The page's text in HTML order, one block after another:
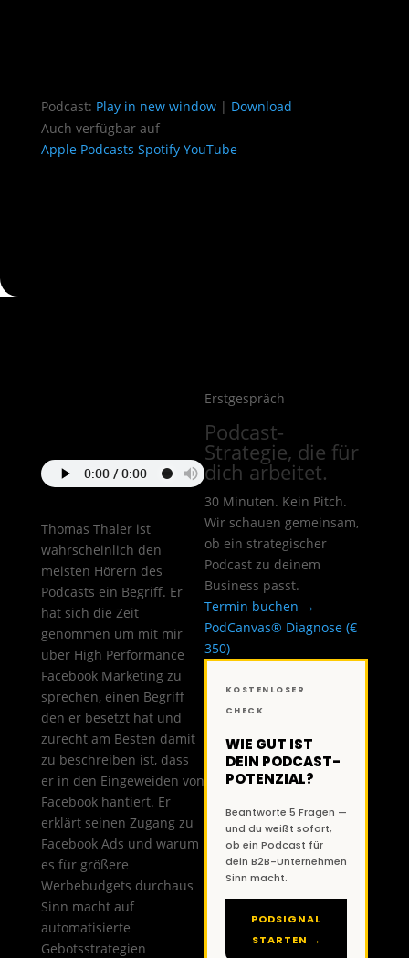
Podcast: Play in new window| Download
Auch verfügbar auf
Apple Podcasts Spotify YouTube
Thomas Thaler ist
wahrscheinlich den
meisten Hörern des
Podcasts ein Begriff. Er
hat sich die Zeit
genommen um mit mir
über High Performance
Facebook Marketing zu
sprechen, einen Begriff
den er besetzt hat und
zurecht am Besten damit
zu beschreiben ist, dass
er in den Eingeweiden von
Facebook hantiert. Er
erklärt seinen Zugang zu
Facebook Ads und warum
es für größere
Werbebudgets durchaus
Sinn macht auf
automatisierte
Gebotsstrategien
Erstgespräch
Podcast-
Strategie, die für
dich arbeitet.
30 Minuten. Kein Pitch.
Wir schauen gemeinsam,
ob ein strategischer
Podcast zu deinem
Business passt.
Termin buchen →
PodCanvas® Diagnose (€
350)
KOSTENLOSER
CHECK
WIE GUT IST
DEIN PODCAST-
POTENZIAL?
Beantworte 5 Fragen —
und du weißt sofort,
ob ein Podcast für
dein B2B-Unternehmen
Sinn macht.
PODSIGNAL
STARTEN →